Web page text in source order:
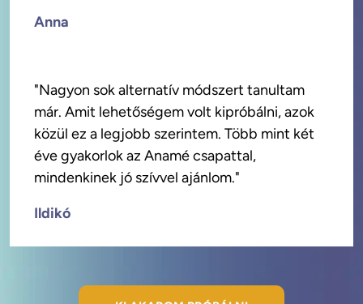
Anna
"Nagyon sok alternatív módszert tanultam
már. Amit lehetőségem volt kipróbálni, azok
közül ez a legjobb szerintem. Több mint két
éve gyakorlok az Anamé csapattal,
Ildikó